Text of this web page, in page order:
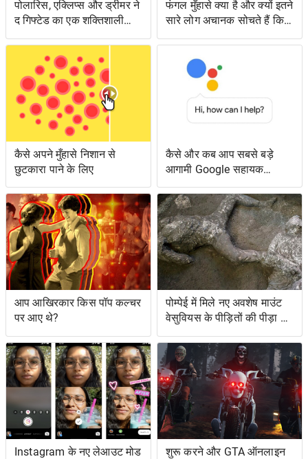
पोलारिस, एक्लिप्स और ड्रीमर ने
द गिफ्टेड का एक शक्तिशाली
एपिसोड लंगर डाला
फंगल मुँहासे क्या है और क्यों इतने
सारे लोग अचानक सोचते हैं कि
उनके पास क्या है?
कैसे अपने मुँहासे निशान से
छुटकारा पाने के लिए
कैसे और कब आप सबसे बड़े
आगामी Google सहायक
सुविधाओं तक पहुँच सकते हैं
आप आखिरकार किस पॉप कल्चर
पर आए थे?
पोम्पेई में मिले नए अवशेष माउंट
वेसुवियस के पीड़ितों की पीड़ा को
दर्शाते हैं
Instagram के नए लेआउट मोड
शुरू करने और GTA ऑनलाइन